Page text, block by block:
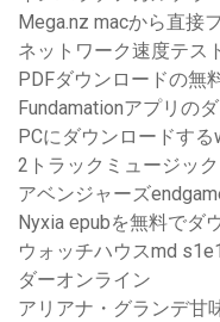
Mega.nz macから直接
ネットワーク速度テス
PDFダウンロードの無
Fundamationアプリの
PCにダウンロードす
2トラックミュージッ
アベンジャーズ
Nyxia epubを無料でダ
ウォッチハウスmd
ダーオンライン
アリアナ・グランデ甘